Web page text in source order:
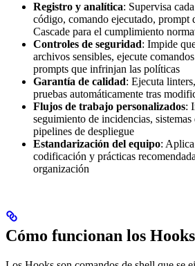
Registro y analítica: Supervisa
código, comando ejecutado, prompt
Cascade para el cumplimiento
Controles de seguridad: Impide
archivos sensibles, ejecute
prompts que infrinjan las políticas
Garantía de calidad: Ejecuta
pruebas automáticamente tras
Flujos de trabajo personalizados:
seguimiento de incidencias,
pipelines de despliegue
Estandarización del equipo: Aplica
codificación y prácticas
organización
Cómo funcionan los Hooks